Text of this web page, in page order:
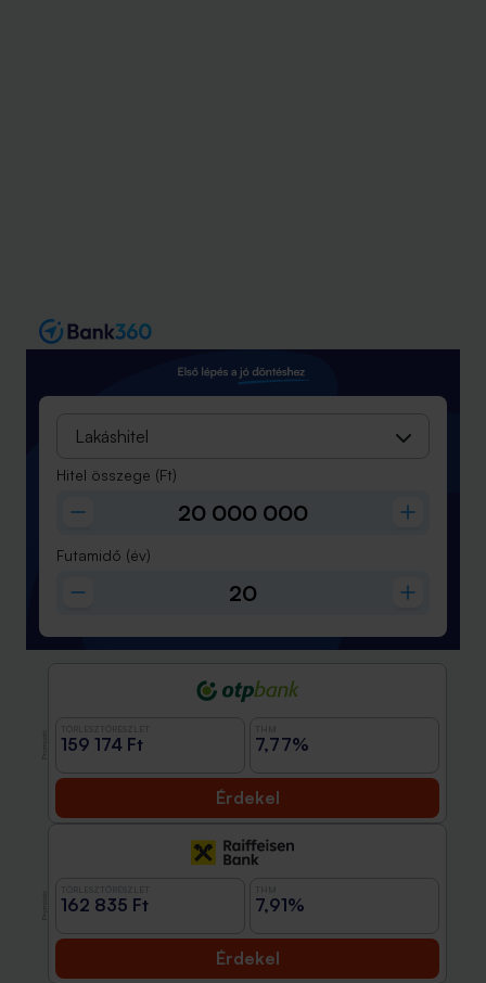
Lakáshitel
Hitel összege (Ft)
Futamidő (év)
159 174 Ft 7,77%
Érdekel
162 835 Ft 7,91%
Érdekel